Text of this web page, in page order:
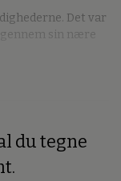
Det var
sin nære
du tegne